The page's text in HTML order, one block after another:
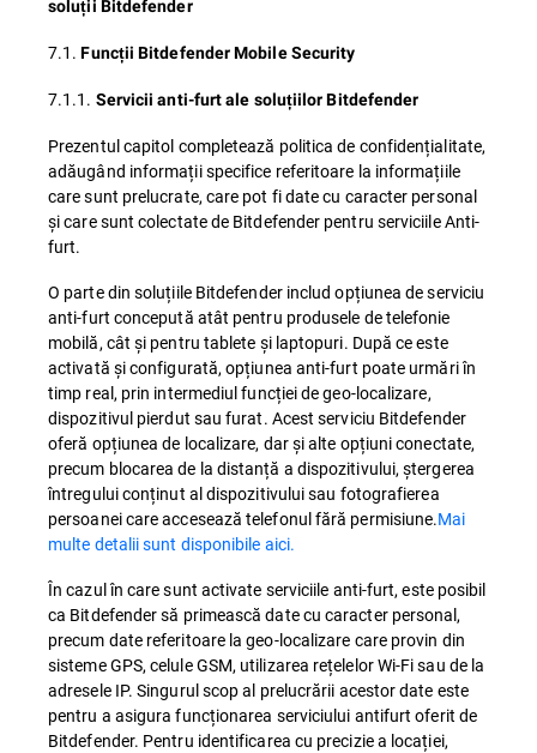
soluții Bitdefender
7.1.Funcții Bitdefender Mobile Security
7.1.1. Servicii anti-furt ale soluțiilor Bitdefender
Prezentul capitol completează politica de confidențialitate,
adăugând informații specifice referitoare la informațiile
care sunt prelucrate, care pot fi date cu caracter personal
și care sunt colectate de Bitdefender pentru serviciile Anti-
furt.
O parte din soluțiile Bitdefender includ opțiunea de serviciu
anti-furt concepută atât pentru produsele de telefonie
mobilă, cât și pentru tablete și laptopuri. După ce este
activată și configurată, opțiunea anti-furt poate urmări în
timp real, prin intermediul funcției de geo-localizare,
dispozitivul pierdut sau furat. Acest serviciu Bitdefender
oferă opțiunea de localizare, dar și alte opțiuni conectate,
precum blocarea de la distanță a dispozitivului, ștergerea
întregului conținut al dispozitivului sau fotografierea
persoanei care accesează telefonul fără permisiune.Mai
multe detalii sunt disponibile aici.
În cazul în care sunt activate serviciile anti-furt, este posibil
ca Bitdefender să primească date cu caracter personal,
precum date referitoare la geo-localizare care provin din
sisteme GPS, celule GSM, utilizarea rețelelor Wi-Fi sau de la
adresele IP. Singurul scop al prelucrării acestor date este
pentru a asigura funcționarea serviciului antifurt oferit de
Bitdefender. Pentru identificarea cu precizie a locației,